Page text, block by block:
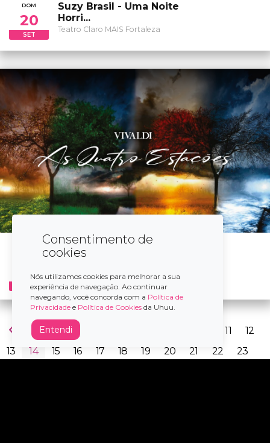
Consentimento de
cookies
Nós utilizamos cookies para melhorar a sua
experiência de navegação. Ao continuar
navegando, você concorda com a Política de
Privacidade e Política de Cookies da Uhuu.
Entendi
DOM
20
SET
Suzy Brasil - Uma Noite
Horri...
Teatro Claro MAIS Fortaleza
QUI
SET
São Paulo/SP
As Quatro Estações
Teatro Bradesco
2 3 11
12
13
14 15 16 17 18 19 20 21 22
23